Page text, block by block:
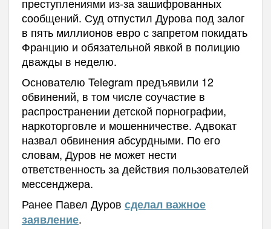
сообщений. Суд отпустил Дурова под залог
в пять миллионов евро с запретом покидать
Францию и обязательной явкой в полицию
дважды в неделю.
Основателю Telegram предъявили 12
обвинений, в том числе соучастие в
распространении детской порнографии,
наркоторговле и мошенничестве. Адвокат
назвал обвинения абсурдными. По его
словам, Дуров не может нести
ответственность за действия пользователей
мессенджера.
Ранее Павел Дуров сделал важное
заявление.